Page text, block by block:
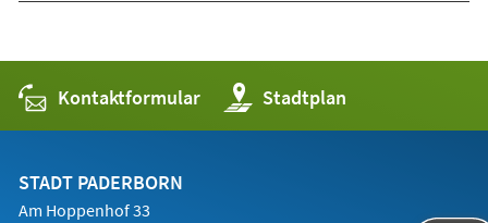
Kontaktformular Stadtplan
(Öffnet
in
einem
STADT PADERBORN
Am Hoppenhof 33